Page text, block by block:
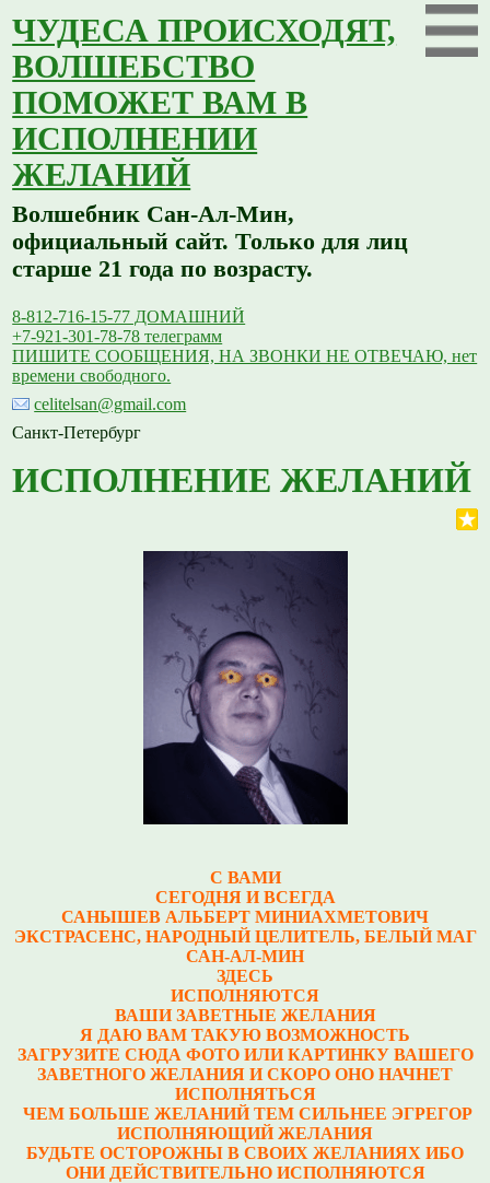
ЧУДЕСА ПРОИСХОДЯТ,
ВОЛШЕБСТВО
ПОМОЖЕТ ВАМ В
ИСПОЛНЕНИИ
ЖЕЛАНИЙ
Волшебник Сан-Ал-Мин,
официальный сайт. Только для лиц
старше 21 года по возрасту.
8-812-716-15-77 ДОМАШНИЙ
+7-921-301-78-78 телеграмм
ПИШИТЕ СООБЩЕНИЯ, НА ЗВОНКИ НЕ ОТВЕЧАЮ, нет
времени свободного.
celitelsan@gmail.com
Санкт-Петербург
ИСПОЛНЕНИЕ ЖЕЛАНИЙ
С ВАМИ
СЕГОДНЯ И ВСЕГДА
САНЫШЕВ АЛЬБЕРТ МИНИАХМЕТОВИЧ
ЭКСТРАСЕНС, НАРОДНЫЙ ЦЕЛИТЕЛЬ, БЕЛЫЙ МАГ
САН-АЛ-МИН
ЗДЕСЬ
ИСПОЛНЯЮТСЯ
ВАШИ ЗАВЕТНЫЕ ЖЕЛАНИЯ
Я ДАЮ ВАМ ТАКУЮ ВОЗМОЖНОСТЬ
ЗАГРУЗИТЕ СЮДА ФОТО ИЛИ КАРТИНКУ ВАШЕГО
ЗАВЕТНОГО ЖЕЛАНИЯ И СКОРО ОНО НАЧНЕТ
ИСПОЛНЯТЬСЯ
ЧЕМ БОЛЬШЕ ЖЕЛАНИЙ ТЕМ СИЛЬНЕЕ ЭГРЕГОР
ИСПОЛНЯЮЩИЙ ЖЕЛАНИЯ
БУДЬТЕ ОСТОРОЖНЫ В СВОИХ ЖЕЛАНИЯХ ИБО
ОНИ ДЕЙСТВИТЕЛЬНО ИСПОЛНЯЮТСЯ